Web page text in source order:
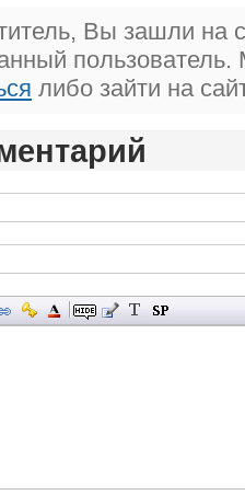
Вы зашли на
либо зайти на